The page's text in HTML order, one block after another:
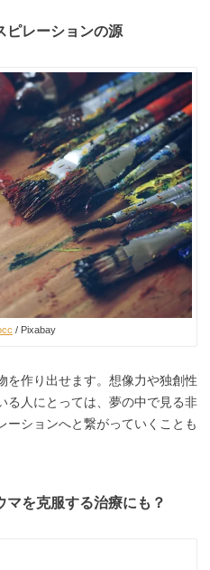
レーションの源
/ Pixabay
を作り出せます。想像力や独創性
る人にとっては、夢の中で見る非
ーションへと繋がっていくことも
を克服する治療にも？